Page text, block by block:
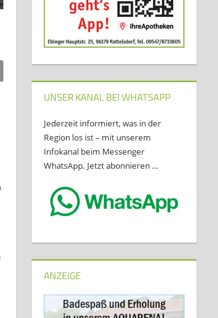
UNSER KANAL BEI WHATSAPP
Jederzeit informiert, was in der
Region los ist – mit unserem
Infokanal beim Messenger
WhatsApp. Jetzt abonnieren …
ANZEIGE